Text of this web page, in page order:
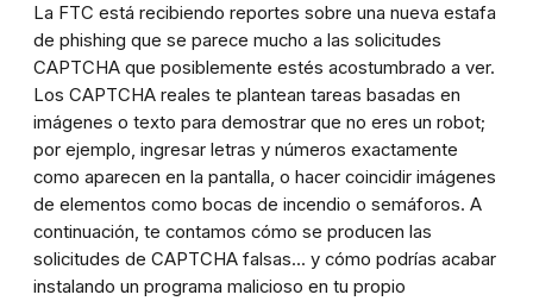
La FTC está recibiendo reportes sobre una nueva estafa
de phishing que se parece mucho a las solicitudes
CAPTCHA que posiblemente estés acostumbrado a ver.
Los CAPTCHA reales te plantean tareas basadas en
imágenes o texto para demostrar que no eres un robot;
por ejemplo, ingresar letras y números exactamente
como aparecen en la pantalla, o hacer coincidir imágenes
de elementos como bocas de incendio o semáforos. A
continuación, te contamos cómo se producen las
solicitudes de CAPTCHA falsas... y cómo podrías acabar
instalando un programa malicioso en tu propio